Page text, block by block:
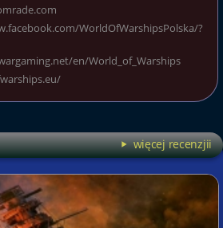
WorldOfWarshipsPolska/?
en/World_of_Warships
więcej recenzjii